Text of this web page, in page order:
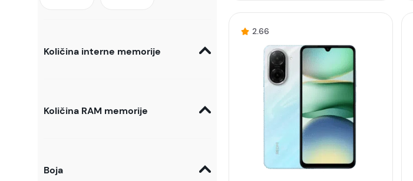
Količina interne memorije
Količina RAM memorije
Boja
2.66